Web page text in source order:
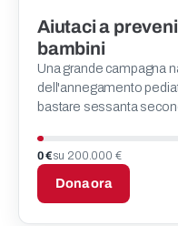
Aiutaci a
bambini
Una grande campagna
dell'annegamento
bastare sessanta
0 €su 200.000 €
Dona ora